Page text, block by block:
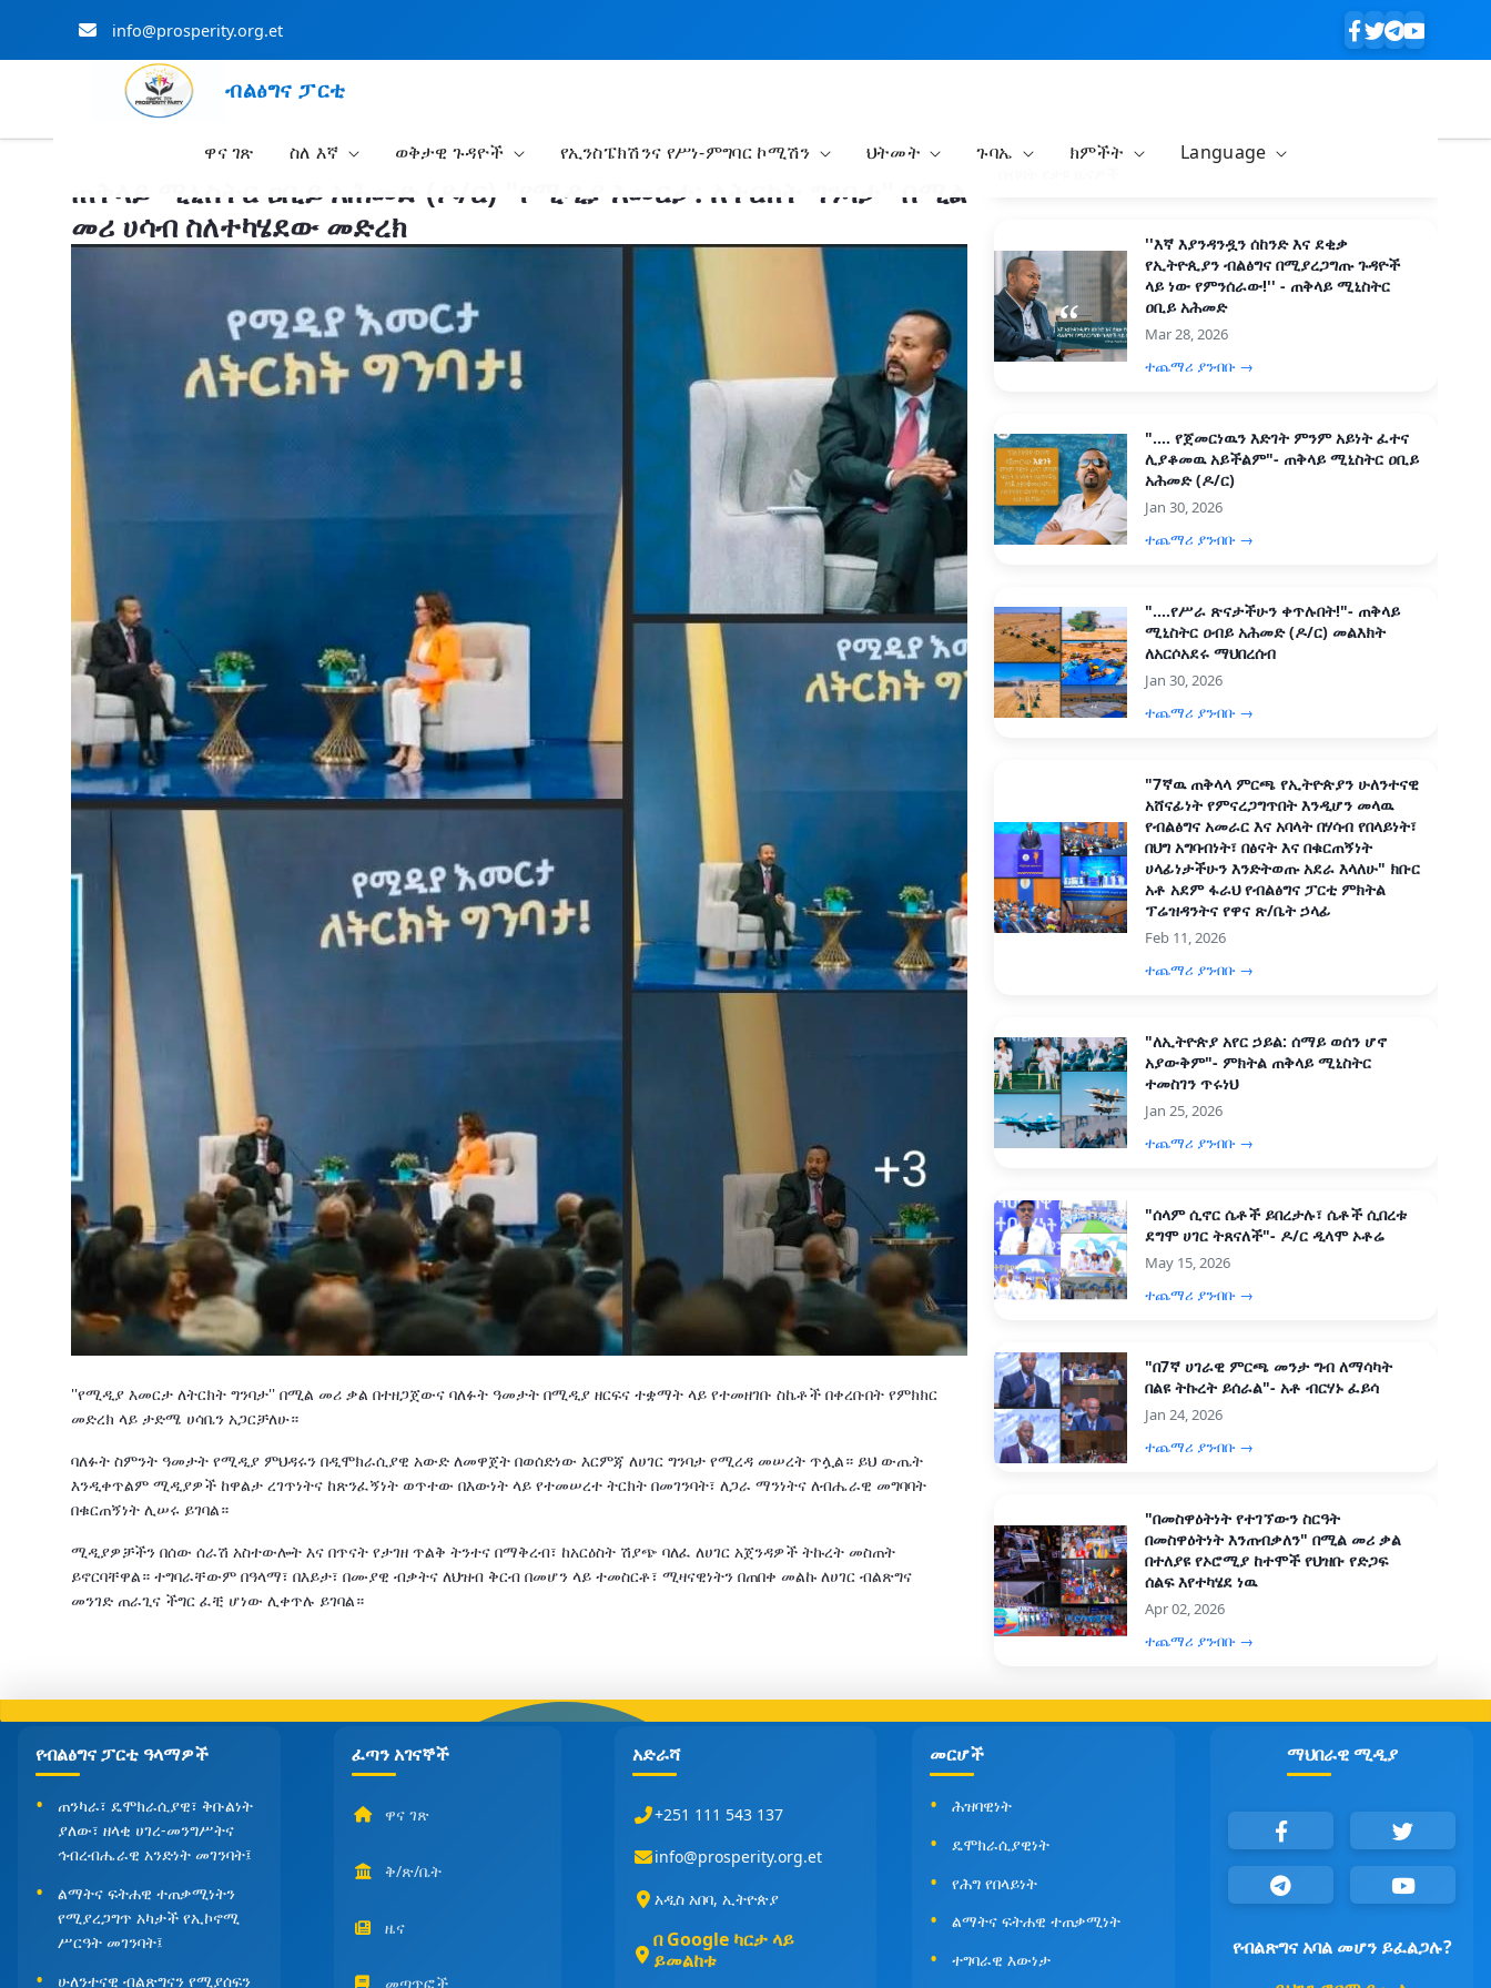
info@prosperity.org.et
ብልፅግና ፓርቲ
ዋና ገጽ ስለ እኛ ወቅታዊ ጉዳዮች የኢንስፔክሽንና የሥነ-ምግባር ኮሚሽን ህትመት ጉባኤ ክምችት Language
ጠቅላይ ሚኒስትር ዐቢይ አሕመድ (ዶ/ር) "የሚዲያ እመርታ: ለትርክት ግንባታ" በሚል
መሪ ሀሳብ ስለተካሄደው መድረክ
''የሚዲያ እመርታ ለትርክት ግንባታ'' በሚል መሪ ቃል በተዘጋጀውና ባለፉት ዓመታት በሚዲያ ዘርፍና ተቋማት ላይ የተመዘገቡ ስኬቶች በቀረቡበት የምክክር
መድረክ ላይ ታድሜ ሀሳቤን አጋርቻለሁ።
ባለፉት ስምንት ዓመታት የሚዲያ ምህዳሩን በዲሞክራሲያዊ አውድ ለመዋጀት በወሰድነው እርምጃ ለሀገር ግንባታ የሚረዳ መሠረት ጥሏል። ይህ ውጤት
እንዲቀጥልም ሚዲያዎች ከዋልታ ረገጥነትና ከጽንፈኝነት ወጥተው በእውነት ላይ የተመሠረተ ትርክት በመገንባት፣ ለጋራ ማንነትና ለብሔራዊ መግባባት
በቁርጠኝነት ሊሠሩ ይገባል።
ሚዲያዎቻችን በሰው ሰራሽ አስተውሎት እና በጥናት የታገዘ ጥልቅ ትንተና በማቅረብ፣ ከአርዕስት ሽያጭ ባለፈ ለሀገር አጀንዳዎች ትኩረት መስጠት
ይኖርባቸዋል። ተግባራቸውም በዓላማ፣ በእይታ፣ በሙያዊ ብቃትና ለህዝብ ቅርብ በመሆን ላይ ተመስርቶ፣ ሚዛናዊነትን በጠበቀ መልኩ ለሀገር ብልጽግና
መንገድ ጠራጊና ችግር ፈቺ ሆነው ሊቀጥሉ ይገባል።
''እኛ እያንዳንዷን ሰከንድ እና ደቂቃ
የኢትዮጲያን ብልፅግና በሚያረጋግጡ ጉዳዮች
ላይ ነው የምንሰራው!'' - ጠቅላይ ሚኒስትር
ዐቢይ አሕመድ
Mar 28, 2026
ተጨማሪ ያንብቡ →
".... የጀመርነዉን እድገት ምንም አይነት ፈተና
ሊያቆመዉ አይችልም"- ጠቅላይ ሚኒስትር ዐቢይ
አሕመድ (ዶ/ር)
Jan 30, 2026
ተጨማሪ ያንብቡ →
"....የሥራ ጽናታችሁን ቀጥሉበት!"- ጠቅላይ
ሚኒስትር ዐብይ አሕመድ (ዶ/ር) መልእክት
ለአርሶአደሩ ማህበረሰብ
Jan 30, 2026
ተጨማሪ ያንብቡ →
"7ኛዉ ጠቅላላ ምርጫ የኢትዮጵያን ሁለንተናዊ
አሸናፊነት የምናረጋግጥበት እንዲሆን መላዉ
የብልፅግና አመራር እና አባላት በሃሳብ የበላይነት፣
በህግ አግባብነት፣ በፅናት እና በቁርጠኝነት
ሀላፊነታችሁን እንድትወጡ አደራ እላለሁ" ክቡር
አቶ አደም ፋራህ የብልፅግና ፓርቲ ምክትል
ፕሬዝዳንትና የዋና ጽ/ቤት ኃላፊ
Feb 11, 2026
ተጨማሪ ያንብቡ →
"ለኢትዮጵያ አየር ኃይል: ሰማይ ወሰን ሆኖ
አያውቅም"- ምክትል ጠቅላይ ሚኒስትር
ተመስገን ጥሩነህ
Jan 25, 2026
ተጨማሪ ያንብቡ →
"ሰላም ሲኖር ሴቶች ይበረታሉ፣ ሴቶች ሲበረቱ
ደግሞ ሀገር ትጸናለች"- ዶ/ር ዲላሞ ኦቶሬ
May 15, 2026
ተጨማሪ ያንብቡ →
"በ7ኛ ሀገራዊ ምርጫ መንታ ግብ ለማሳካት
በልዩ ትኩረት ይሰራል"- አቶ ብርሃኑ ፈይሳ
Jan 24, 2026
ተጨማሪ ያንብቡ →
"በመስዋዕትነት የተገኘውን ስርዓት
በመስዋዕትነት እንጠብቃለን" በሚል መሪ ቃል
በተለያዩ የኦሮሚያ ከተሞች የህዝቡ የድጋፍ
ሰልፍ እየተካሄደ ነዉ
Apr 02, 2026
ተጨማሪ ያንብቡ →
የብልፅግና ፓርቲ ዓላማዎች
ጠንካራ፣ ዴሞክራሲያዊ፣ ቅቡልነት
ያለው፣ ዘላቂ ሀገረ-መንግሥትና
ኅብረብሔራዊ አንድነት መገንባት፤
ልማትና ፍትሐዊ ተጠቃሚነትን
የሚያረጋግጥ አካታች የኢኮኖሚ
ሥርዓት መገንባት፤
ሁለንተናዊ ብልጽግናን የሚያሰፍን
ፈጣን አገናኞች
ዋና ገጽ
ቅ/ጽ/ቤት
ዜና
መጣጥፎች
አድራሻ
+251 111 543 137
info@prosperity.org.et
አዲስ አበባ, ኢትዮጵያ
በ Google ካርታ ላይ
ይመልከቱ
መርሆች
ሕዝባዊነት
ዴሞክራሲያዊነት
የሕግ የበላይነት
ልማትና ፍትሐዊ ተጠቃሚነት
ተግባራዊ እውነታ
ማህበራዊ ሚዲያ
የብልጽግና አባል መሆን ይፈልጋሉ?